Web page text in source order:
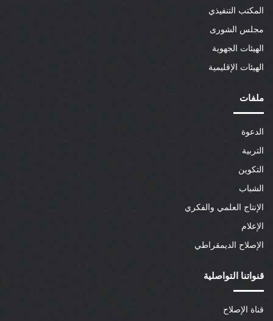
المكتب التنفيذي
مجلس الشورى
الهيئات الجهوية
الهيئات الإقليمية
ملفات
الدعوة
التربية
التكوين
الشباب
الإنتاج العلمي والفكري
الإعلام
الإصلاح الديمقراطي
قنواتنا التواصلية
قناة الإصلاح